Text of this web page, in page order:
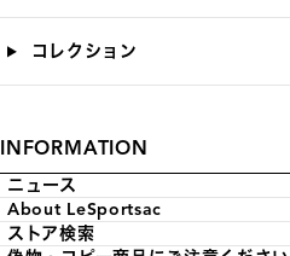
コレクション
INFORMATION
ニュース
About LeSportsac
ストア検索